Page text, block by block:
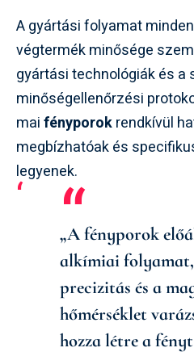
A gyártási folyamat
végtermék minősége
gyártási technológiák és a
minőségellenőrzési
maifényporokrendkívül
megbízhatóak és
legyenek.
„A fényporok
alkímiai
precizitás és a
hőmérséklet
hozza létre a